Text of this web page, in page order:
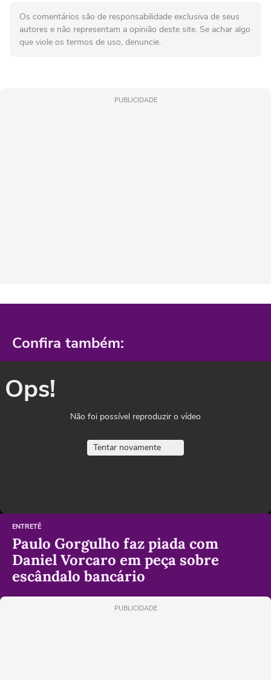
Os comentários são de responsabilidade exclusiva de seus
autores e não representam a opinião deste site. Se achar algo
que viole os termos de uso, denuncie.
PUBLICIDADE
Confira também:
Ops!
Não foi possível reproduzir o vídeo
Tentar novamente
ENTRETÊ
Paulo Gorgulho faz piada com
Daniel Vorcaro em peça sobre
escândalo bancário
PUBLICIDADE